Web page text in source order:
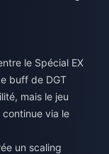
le Spécial EX
buff de DGT
mais le jeu
via le
un scaling